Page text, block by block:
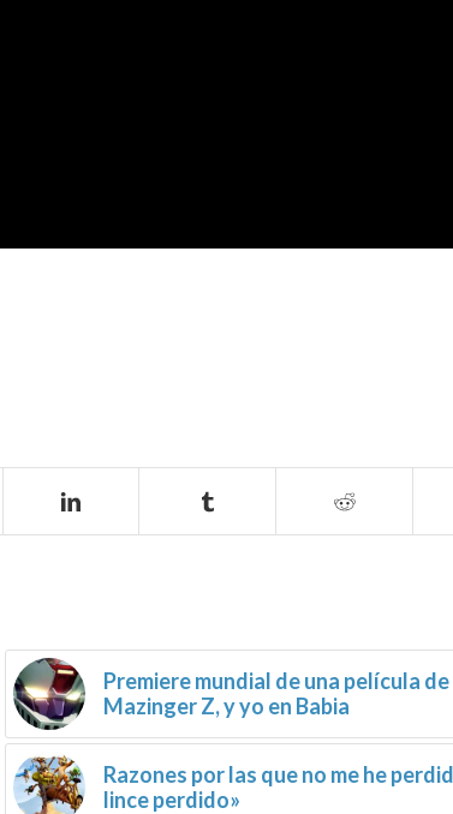
Premiere mundial de una película de
Mazinger Z, y yo en Babia
Razones por las que no me he
lince perdido»